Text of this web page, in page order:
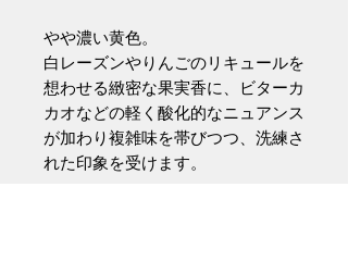
やや濃い黄色。
白レーズンやりんごのリキュールを
想わせる緻密な果実香に、ビターカ
カオなどの軽く酸化的なニュアンス
が加わり複雑味を帯びつつ、洗練さ
れた印象を受けます。